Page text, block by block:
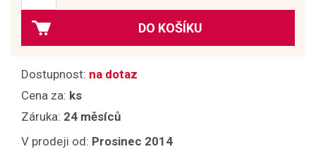
DO KOŠÍKU
Dostupnost: na dotaz
Cena za: ks
Záruka: 24 měsíců
V prodeji od: Prosinec 2014